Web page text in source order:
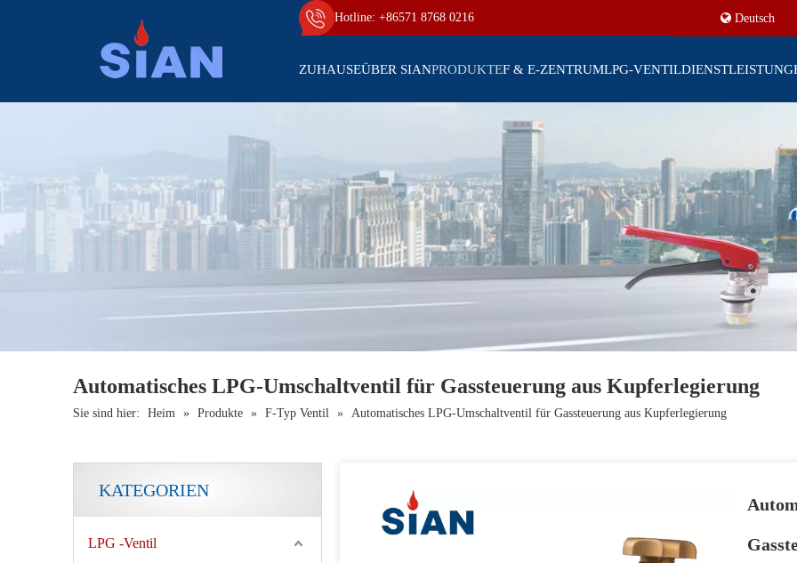
Hotline: +86571 8768 0216 Deutsch
ZUHAUSEÜBER SIANPRODUKTEF & E-ZENTRUMLPG-VENTIL
Automatisches LPG-Umschaltventil für Gassteuerung aus Kupferlegierung
Sie sind hier: Heim » Produkte » F-Typ Ventil » Automatisches LPG-Umschaltventil für Gassteuerung aus Kupferlegierung
KATEGORIEN
LPG -Ventil